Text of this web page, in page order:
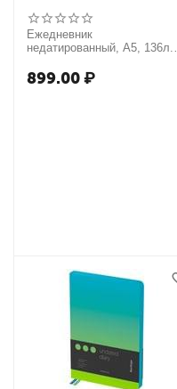
Ежедневник
недатированный, А5, 136л.,
Paradise", золотой срез, с
рисунком
899.00₽